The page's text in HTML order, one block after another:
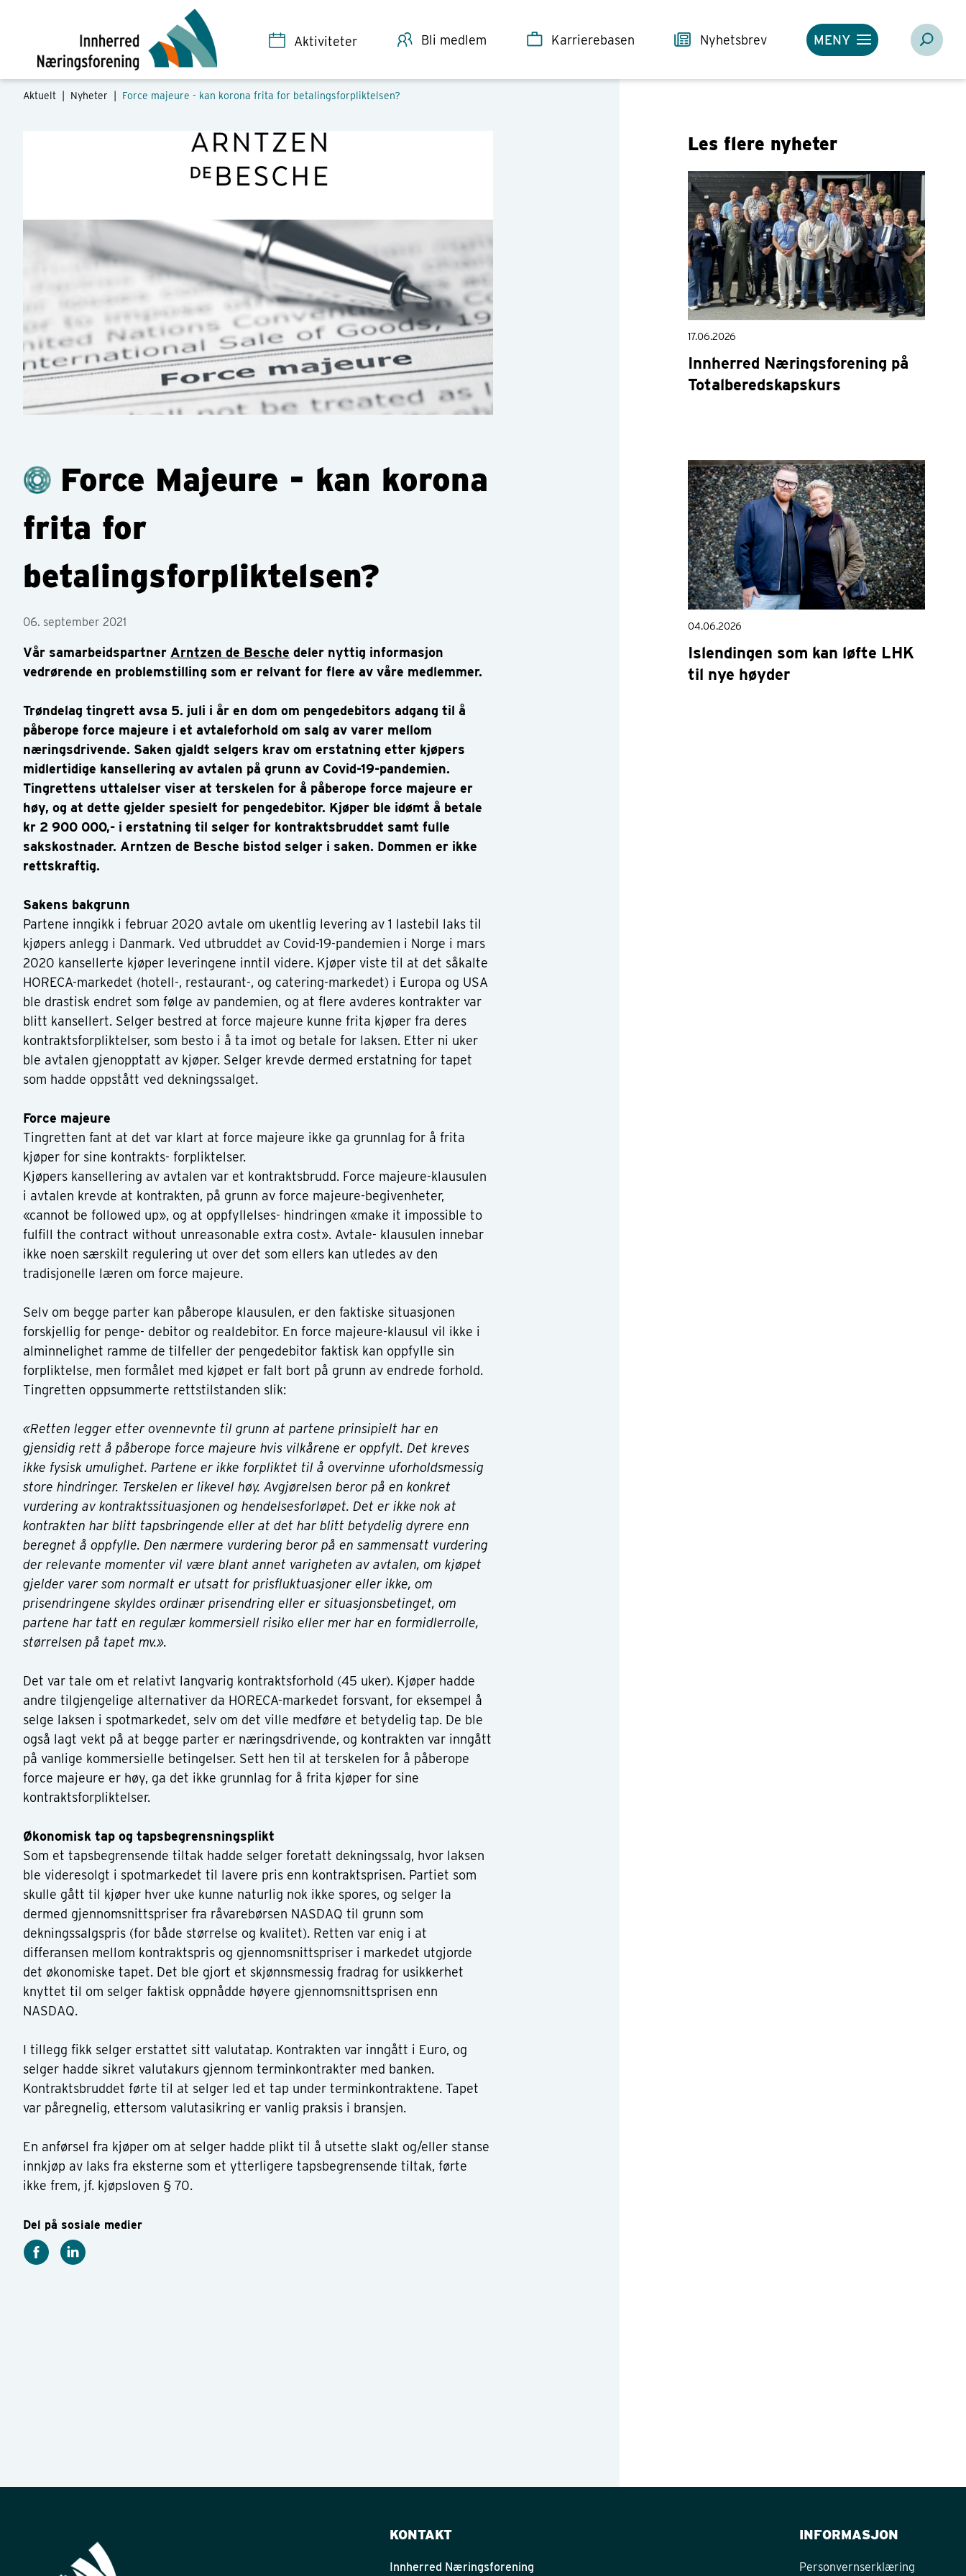
Aktiviteter Bli medlem Karrierebasen Nyhetsbrev MENY
Aktuelt | Nyheter Force majeure - kan korona frita for betalingsforpliktelsen?
Force Majeure - kan korona
frita for
betalingsforpliktelsen?
06. september 2021
Vår samarbeidspartner Arntzen de Besche deler nyttig informasjon
vedrørende en problemstilling som er relvant for flere av våre medlemmer.
Trøndelag tingrett avsa 5. juli i år en dom om pengedebitors adgang til å
påberope force majeure i et avtaleforhold om salg av varer mellom
næringsdrivende. Saken gjaldt selgers krav om erstatning etter kjøpers
midlertidige kansellering av avtalen på grunn av Covid-19-pandemien.
Tingrettens uttalelser viser at terskelen for å påberope force majeure er
høy, og at dette gjelder spesielt for pengedebitor. Kjøper ble idømt å betale
kr 2 900 000,- i erstatning til selger for kontraktsbruddet samt fulle
sakskostnader. Arntzen de Besche bistod selger i saken. Dommen er ikke
rettskraftig.
Sakens bakgrunn
Partene inngikk i februar 2020 avtale om ukentlig levering av 1 lastebil laks til
kjøpers anlegg i Danmark. Ved utbruddet av Covid-19-pandemien i Norge i mars
2020 kansellerte kjøper leveringene inntil videre. Kjøper viste til at det såkalte
HORECA-markedet (hotell-, restaurant-, og catering-markedet) i Europa og USA
ble drastisk endret som følge av pandemien, og at flere avderes kontrakter var
blitt kansellert. Selger bestred at force majeure kunne frita kjøper fra deres
kontraktsforpliktelser, som besto i å ta imot og betale for laksen. Etter ni uker
ble avtalen gjenopptatt av kjøper. Selger krevde dermed erstatning for tapet
som hadde oppstått ved dekningssalget.
Force majeure
Tingretten fant at det var klart at force majeure ikke ga grunnlag for å frita
kjøper for sine kontrakts- forpliktelser.
Kjøpers kansellering av avtalen var et kontraktsbrudd. Force majeure-klausulen
i avtalen krevde at kontrakten, på grunn av force majeure-begivenheter,
«cannot be followed up», og at oppfyllelses- hindringen «make it impossible to
fulfill the contract without unreasonable extra cost». Avtale- klausulen innebar
ikke noen særskilt regulering ut over det som ellers kan utledes av den
tradisjonelle læren om force majeure.
Selv om begge parter kan påberope klausulen, er den faktiske situasjonen
forskjellig for penge- debitor og realdebitor. En force majeure-klausul vil ikke i
alminnelighet ramme de tilfeller der pengedebitor faktisk kan oppfylle sin
forpliktelse, men formålet med kjøpet er falt bort på grunn av endrede forhold.
Tingretten oppsummerte rettstilstanden slik:
«Retten legger etter ovennevnte til grunn at partene prinsipielt har en
gjensidig rett å påberope force majeure hvis vilkårene er oppfylt. Det kreves
ikke fysisk umulighet. Partene er ikke forpliktet til å overvinne uforholdsmessig
store hindringer. Terskelen er likevel høy. Avgjørelsen beror på en konkret
vurdering av kontraktssituasjonen og hendelsesforløpet. Det er ikke nok at
kontrakten har blitt tapsbringende eller at det har blitt betydelig dyrere enn
beregnet å oppfylle. Den nærmere vurdering beror på en sammensatt vurdering
der relevante momenter vil være blant annet varigheten av avtalen, om kjøpet
gjelder varer som normalt er utsatt for prisfluktuasjoner eller ikke, om
prisendringene skyldes ordinær prisendring eller er situasjonsbetinget, om
partene har tatt en regulær kommersiell risiko eller mer har en formidlerrolle,
størrelsen på tapet mv.».
Det var tale om et relativt langvarig kontraktsforhold (45 uker). Kjøper hadde
andre tilgjengelige alternativer da HORECA-markedet forsvant, for eksempel å
selge laksen i spotmarkedet, selv om det ville medføre et betydelig tap. De ble
også lagt vekt på at begge parter er næringsdrivende, og kontrakten var inngått
på vanlige kommersielle betingelser. Sett hen til at terskelen for å påberope
force majeure er høy, ga det ikke grunnlag for å frita kjøper for sine
kontraktsforpliktelser.
Økonomisk tap og tapsbegrensningsplikt
Som et tapsbegrensende tiltak hadde selger foretatt dekningssalg, hvor laksen
ble videresolgt i spotmarkedet til lavere pris enn kontraktsprisen. Partiet som
skulle gått til kjøper hver uke kunne naturlig nok ikke spores, og selger la
dermed gjennomsnittspriser fra råvarebørsen NASDAQ til grunn som
dekningssalgspris (for både størrelse og kvalitet). Retten var enig i at
differansen mellom kontraktspris og gjennomsnittspriser i markedet utgjorde
det økonomiske tapet. Det ble gjort et skjønnsmessig fradrag for usikkerhet
knyttet til om selger faktisk oppnådde høyere gjennomsnittsprisen enn
NASDAQ.
I tillegg fikk selger erstattet sitt valutatap. Kontrakten var inngått i Euro, og
selger hadde sikret valutakurs gjennom terminkontrakter med banken.
Kontraktsbruddet førte til at selger led et tap under terminkontraktene. Tapet
var påregnelig, ettersom valutasikring er vanlig praksis i bransjen.
En anførsel fra kjøper om at selger hadde plikt til å utsette slakt og/eller stanse
innkjøp av laks fra eksterne som et ytterligere tapsbegrensende tiltak, førte
ikke frem, jf. kjøpsloven § 70.
Del på sosiale medier
Les flere nyheter
17.06.2026
Innherred Næringsforening på
Totalberedskapskurs
04.06.2026
Islendingen som kan løfte LHK
til nye høyder
KONTAKT
Innherred Næringsforening
INFORMASJON
Personvernserklæring